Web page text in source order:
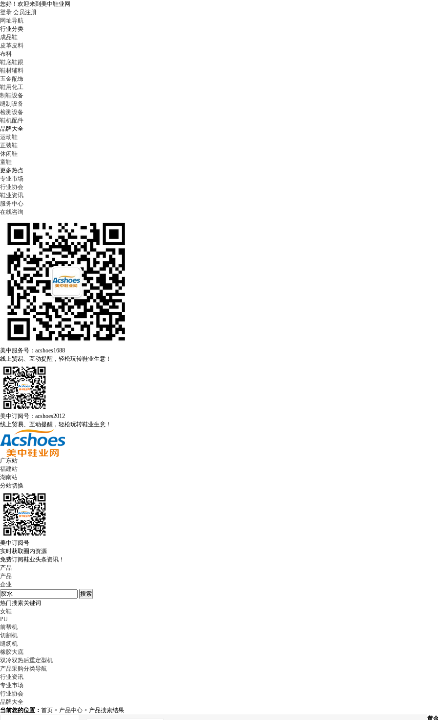
您好！ 欢迎来到美中鞋业网
登录 会员注册
网址导航
行业分类
成品鞋
皮革皮料
布料
鞋底鞋跟
鞋材辅料
五金配饰
鞋用化工
制鞋设备
缝制设备
检测设备
鞋机配件
品牌大全
运动鞋
正装鞋
休闲鞋
童鞋
更多热点
专业市场
行业协会
鞋业资讯
服务中心
在线咨询
美中服务号：acshoes1688
线上贸易、互动提醒，轻松玩转鞋业生意！
美中订阅号：acshoes2012
线上贸易、互动提醒，轻松玩转鞋业生意！
广东站
福建站
湖南站
分站切换
美中订阅号
实时获取圈内资源
免费订阅鞋业头条资讯！
产品
产品
企业
热门搜索关键词
女鞋
PU
前帮机
切割机
缝纫机
橡胶大底
双冷双热后重定型机
产品采购分类导航
行业资讯
专业市场
行业协会
品牌大全
当前您的位置： 首页 > 产品中心 > 产品搜索结果
黄